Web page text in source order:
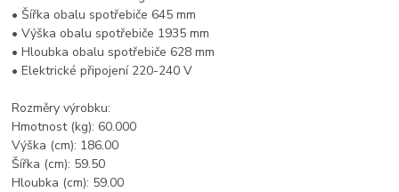
• Šířka obalu spotřebiče 645 mm
• Výška obalu spotřebiče 1935 mm
• Hloubka obalu spotřebiče 628 mm
• Elektrické připojení 220-240 V
Rozměry výrobku:
Hmotnost (kg): 60.000
Výška (cm): 186.00
Šířka (cm): 59.50
Hloubka (cm): 59.00